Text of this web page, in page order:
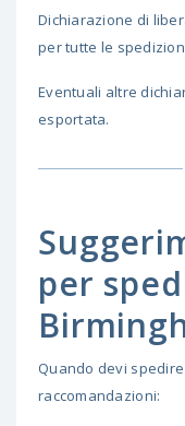
Dichiarazione di
per tutte le
Eventuali altre
esportata.
per
Quando devi
raccomandazioni: